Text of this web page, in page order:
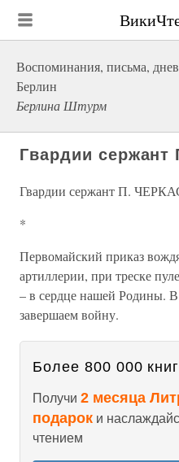
Воспоминания, письма,
Берлин
Берлина Штурм
Гвардии
Гвардии сержант П.
*
Первомайский приказ
артиллерии, при треске
– в сердце нашей Родины.
завершаем войну.
Более 800 000
Получи 2 месяца
подарок и
чтением